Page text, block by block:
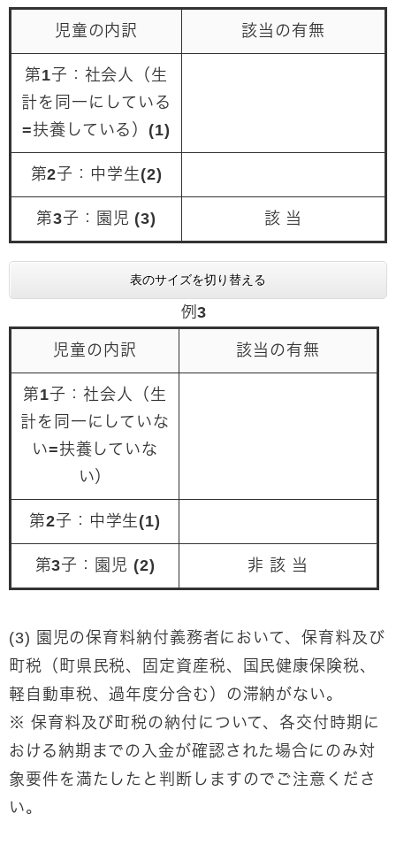
児童の内訳 該当の有無
第1子：社会人（生
計を同一にしている
=扶養している）(1)
第2子：中学生(2)
第3子：園児 (3) 該 当
表のサイズを切り替える
例3
児童の内訳 該当の有無
第1子：社会人（生
計を同一にしていな
い=扶養していな
い）
第2子：中学生(1)
第3子：園児 (2) 非 該 当
(3) 園児の保育料納付義務者において、保育料及び
町税（町県民税、固定資産税、国民健康保険税、
軽自動車税、過年度分含む）の滞納がない。
※ 保育料及び町税の納付について、各交付時期に
おける納期までの入金が確認された場合にのみ対
象要件を満たしたと判断しますのでご注意くださ
い。